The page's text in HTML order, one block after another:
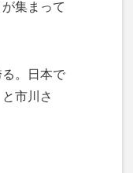
集まって
。日本で
市川さ